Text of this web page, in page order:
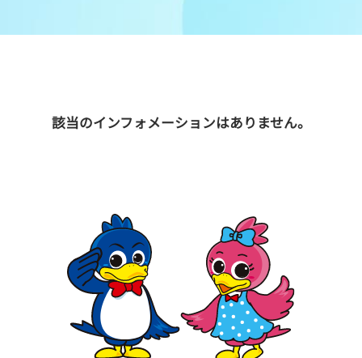
該当のインフォメーションはありません。